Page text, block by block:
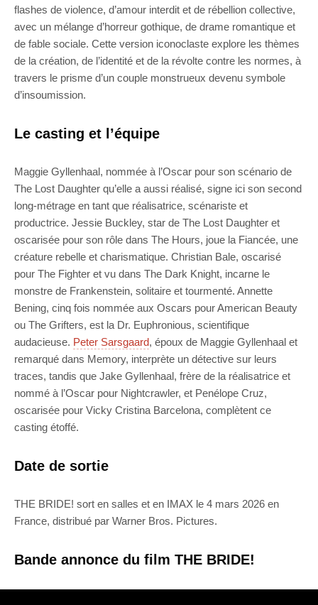
flashes de violence, d’amour interdit et de rébellion collective,
avec un mélange d’horreur gothique, de drame romantique et
de fable sociale. Cette version iconoclaste explore les thèmes
de la création, de l’identité et de la révolte contre les normes, à
travers le prisme d’un couple monstrueux devenu symbole
d’insoumission.
Le casting et l’équipe
Maggie Gyllenhaal, nommée à l’Oscar pour son scénario de
The Lost Daughter qu’elle a aussi réalisé, signe ici son second
long-métrage en tant que réalisatrice, scénariste et
productrice. Jessie Buckley, star de The Lost Daughter et
oscarisée pour son rôle dans The Hours, joue la Fiancée, une
créature rebelle et charismatique. Christian Bale, oscarisé
pour The Fighter et vu dans The Dark Knight, incarne le
monstre de Frankenstein, solitaire et tourmenté. Annette
Bening, cinq fois nommée aux Oscars pour American Beauty
ou The Grifters, est la Dr. Euphronious, scientifique
audacieuse. Peter Sarsgaard, époux de Maggie Gyllenhaal et
remarqué dans Memory, interprète un détective sur leurs
traces, tandis que Jake Gyllenhaal, frère de la réalisatrice et
nommé à l’Oscar pour Nightcrawler, et Penélope Cruz,
oscarisée pour Vicky Cristina Barcelona, complètent ce
casting étoffé.
Date de sortie
THE BRIDE! sort en salles et en IMAX le 4 mars 2026 en
France, distribué par Warner Bros. Pictures.
Bande annonce du film THE BRIDE!